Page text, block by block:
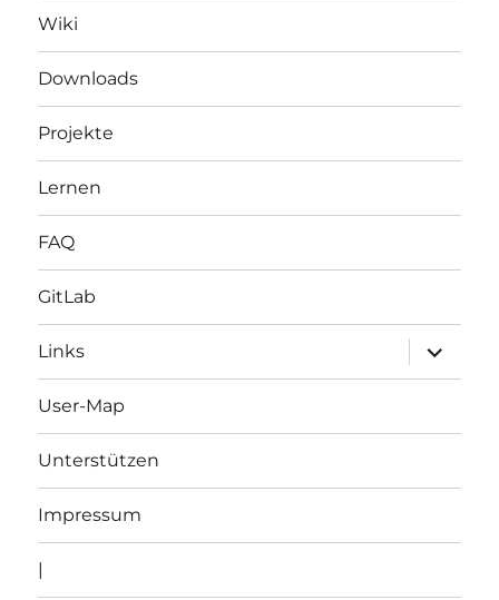
Wiki
Downloads
Projekte
Lernen
FAQ
GitLab
Links
öffnen
User-Map
Unterstützen
Impressum
|